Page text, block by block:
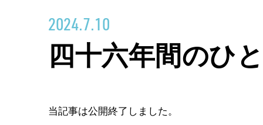
2024.7.10
四十六年間のひ
当記事は公開終了しました。